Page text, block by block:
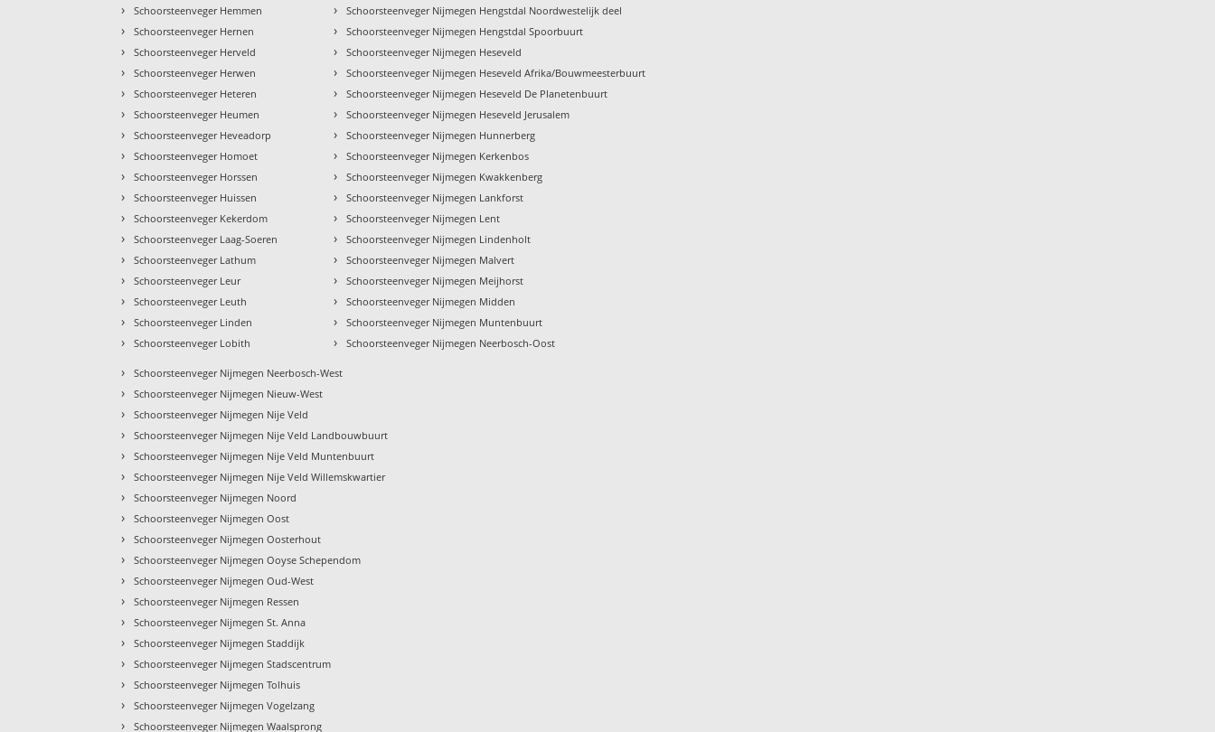
› Schoorsteenveger Hemmen
› Schoorsteenveger Hernen
› Schoorsteenveger Herveld
› Schoorsteenveger Herwen
› Schoorsteenveger Heteren
› Schoorsteenveger Heumen
› Schoorsteenveger Heveadorp
› Schoorsteenveger Homoet
› Schoorsteenveger Horssen
› Schoorsteenveger Huissen
› Schoorsteenveger Kekerdom
› Schoorsteenveger Laag-Soeren
› Schoorsteenveger Lathum
› Schoorsteenveger Leur
› Schoorsteenveger Leuth
› Schoorsteenveger Linden
› Schoorsteenveger Lobith
› Schoorsteenveger Nijmegen Hengstdal Noordwestelijk deel
› Schoorsteenveger Nijmegen Hengstdal Spoorbuurt
› Schoorsteenveger Nijmegen Heseveld
› Schoorsteenveger Nijmegen Heseveld Afrika/Bouwmeesterbuurt
› Schoorsteenveger Nijmegen Heseveld De Planetenbuurt
› Schoorsteenveger Nijmegen Heseveld Jerusalem
› Schoorsteenveger Nijmegen Hunnerberg
› Schoorsteenveger Nijmegen Kerkenbos
› Schoorsteenveger Nijmegen Kwakkenberg
› Schoorsteenveger Nijmegen Lankforst
› Schoorsteenveger Nijmegen Lent
› Schoorsteenveger Nijmegen Lindenholt
› Schoorsteenveger Nijmegen Malvert
› Schoorsteenveger Nijmegen Meijhorst
› Schoorsteenveger Nijmegen Midden
› Schoorsteenveger Nijmegen Muntenbuurt
› Schoorsteenveger Nijmegen Neerbosch-Oost
› Schoorsteenveger Nijmegen Neerbosch-West
› Schoorsteenveger Nijmegen Nieuw-West
› Schoorsteenveger Nijmegen Nije Veld
› Schoorsteenveger Nijmegen Nije Veld Landbouwbuurt
› Schoorsteenveger Nijmegen Nije Veld Muntenbuurt
› Schoorsteenveger Nijmegen Nije Veld Willemskwartier
› Schoorsteenveger Nijmegen Noord
› Schoorsteenveger Nijmegen Oost
› Schoorsteenveger Nijmegen Oosterhout
› Schoorsteenveger Nijmegen Ooyse Schependom
› Schoorsteenveger Nijmegen Oud-West
› Schoorsteenveger Nijmegen Ressen
› Schoorsteenveger Nijmegen St. Anna
› Schoorsteenveger Nijmegen Staddijk
› Schoorsteenveger Nijmegen Stadscentrum
› Schoorsteenveger Nijmegen Tolhuis
› Schoorsteenveger Nijmegen Vogelzang
› Schoorsteenveger Nijmegen Waalsprong